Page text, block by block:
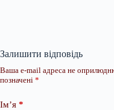
Залишити відповідь
Ваша e-mail адреса не
позначені *
Ім’я *